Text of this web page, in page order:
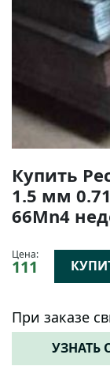
Купить
1.5 мм
66Mn4
Цена:
111
При заказе
УЗНАТЬ